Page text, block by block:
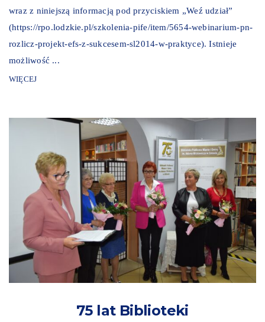
wraz z niniejszą informacją pod przyciskiem „Weź udział”
(https://rpo.lodzkie.pl/szkolenia-pife/item/5654-webinarium-pn-
rozlicz-projekt-efs-z-sukcesem-sl2014-w-praktyce). Istnieje
możliwość ...
WIĘCEJ
75 lat Biblioteki